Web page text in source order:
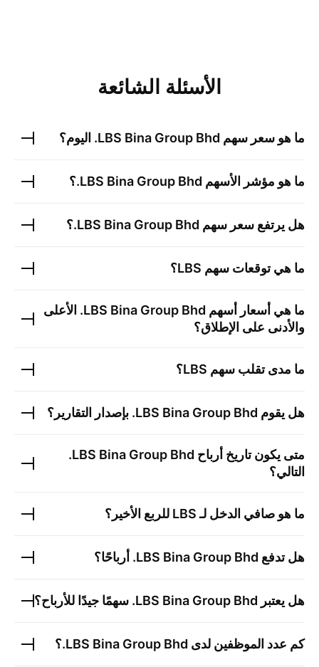
الأسئلة الشائعة
ما هو سعر سهم LBS Bina Group Bhd. اليوم؟
ما هو مؤشر الأسهم LBS Bina Group Bhd. ؟
هل يرتفع سعر سهم LBS Bina Group Bhd. ؟
ما هي توقعات سهم LBS؟
ما هي أسعار أسهم LBS Bina Group Bhd.
الأعلى
والأدنى على الإطلاق؟
ما مدى تقلب سهم LBS؟
هل يقوم LBS Bina Group Bhd. بإصدار التقارير؟
متى يكون تاريخ أرباح LBS Bina Group Bhd.
التالي؟
ما هو صافي الدخل لـLBS للربع الأخير؟
هل تدفع LBS Bina Group Bhd. أرباحًا؟
هل يعتبر LBS Bina Group Bhd. سهمًا جيدًا للأرباح؟
كم عدد الموظفين لدى LBS Bina Group Bhd. ؟